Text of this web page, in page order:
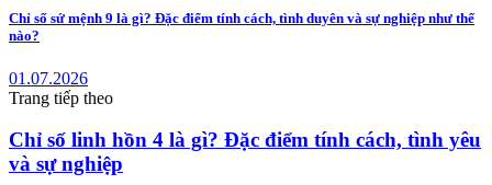
Chỉ số sứ mệnh 9 là gì? Đặc điểm tính cách, tình duyên và sự nghiệp như thế
nào?
01.07.2026
Trang tiếp theo
Chỉ số linh hồn 4 là gì? Đặc điểm tính cách, tình yêu
và sự nghiệp